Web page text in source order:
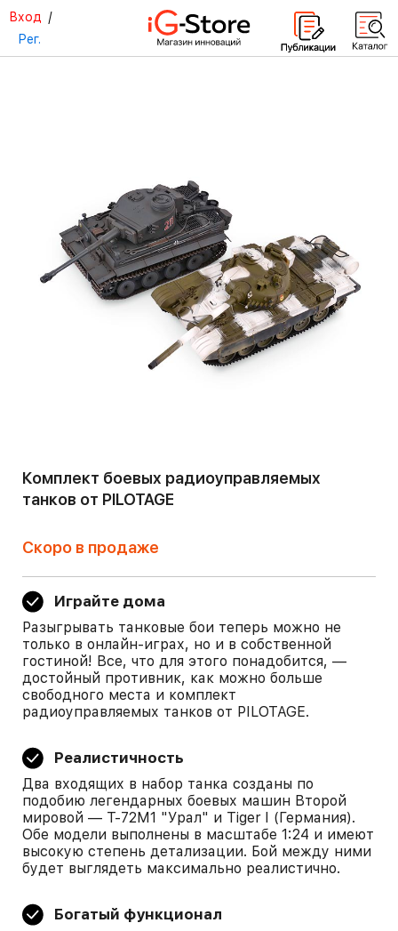
Вход /
Рег.
Комплект боевых радиоуправляемых
танков от PILOTAGE
Скоро в продаже
Играйте дома
Разыгрывать танковые бои теперь можно не
только в онлайн-играх, но и в собственной
гостиной! Все, что для этого понадобится, —
достойный противник, как можно больше
свободного места и комплект
радиоуправляемых танков от PILOTAGE.
Реалистичность
Два входящих в набор танка созданы по
подобию легендарных боевых машин Второй
мировой — Т-72М1 "Урал" и Tiger I (Германия).
Обе модели выполнены в масштабе 1:24 и имеют
высокую степень детализации. Бой между ними
будет выглядеть максимально реалистично.
Богатый функционал